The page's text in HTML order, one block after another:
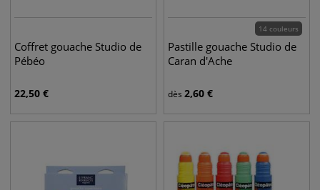
Coffret gouache Studio de
Pébéo
22,50 €
14 couleurs
Pastille gouache Studio de
Caran d'Ache
dès 2,60 €